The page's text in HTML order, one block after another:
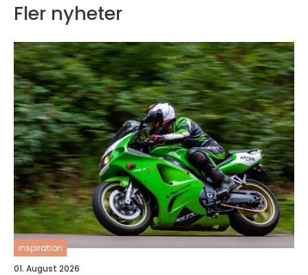
Fler nyheter
inspiration
01. August 2026